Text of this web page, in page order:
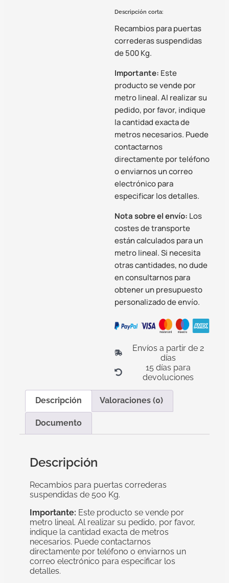
Descripción corta:
Recambios para puertas
correderas suspendidas
de 500 Kg.
Importante: Este
producto se vende por
metro lineal. Al realizar su
pedido, por favor, indique
la cantidad exacta de
metros necesarios. Puede
contactarnos
directamente por teléfono
o enviarnos un correo
electrónico para
especificar los detalles.
Nota sobre el envío: Los
costes de transporte
están calculados para un
metro lineal. Si necesita
otras cantidades, no dude
en consultarnos para
obtener un presupuesto
personalizado de envío.
Envíos a partir de 2
días
15 días para
devoluciones
Descripción Valoraciones (0)
Documento
Descripción
Recambios para puertas correderas
suspendidas de 500 Kg.
Importante: Este producto se vende por
metro lineal. Al realizar su pedido, por favor,
indique la cantidad exacta de metros
necesarios. Puede contactarnos
directamente por teléfono o enviarnos un
correo electrónico para especificar los
detalles.